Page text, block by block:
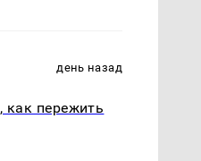
день назад
как пережить